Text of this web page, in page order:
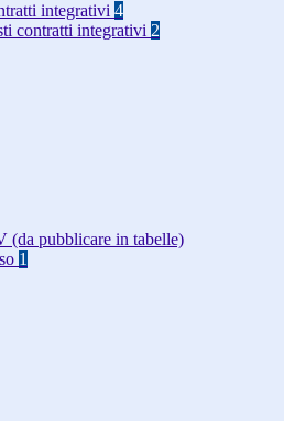
integrativi 4
contratti integrativi 2
(da pubblicare in tabelle)
1